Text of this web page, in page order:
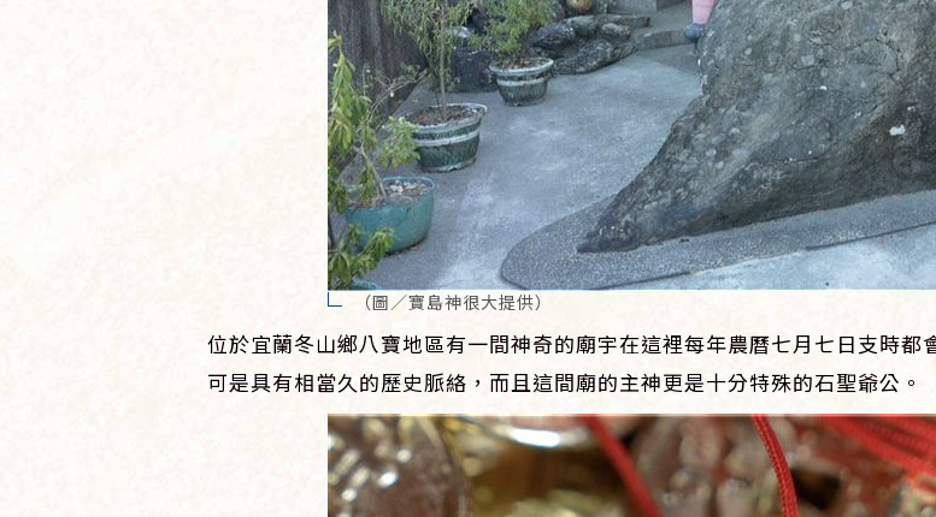
（圖／寶島神很大提供）
位於宜蘭冬山鄉八寶地區有一間神奇的廟宇在這裡每年農曆七月七日支時
可是具有相當久的歷史脈絡，而且這間廟的主神更是十分特殊的石聖爺公。